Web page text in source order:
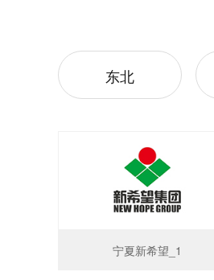
东北
宁夏新希望_1